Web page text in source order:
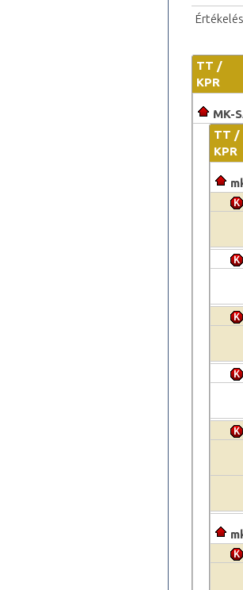
TT /
KPR
MK-
TT /
KPR